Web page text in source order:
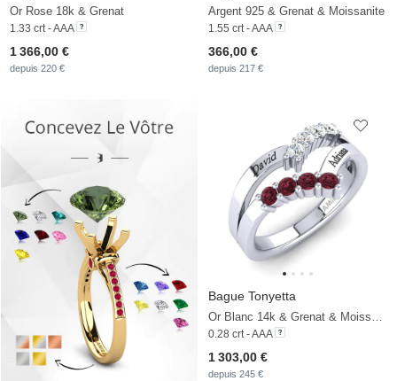
Or Rose 18k & Grenat
1.33 crt - AAA
1 366,00 €
depuis 220 €
Argent 925 & Grenat & Moissanite
1.55 crt - AAA
366,00 €
depuis 217 €
Bague Tonyetta
Or Blanc 14k & Grenat & Moissanite
0.28 crt - AAA
1 303,00 €
depuis 245 €